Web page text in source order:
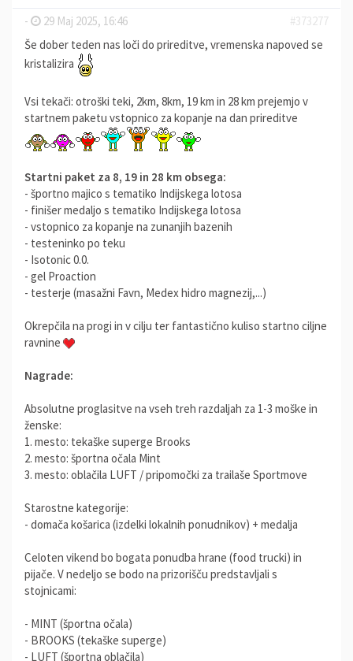
- 29 Maj 2025, 16:46
#373277
Še dober teden nas loči do prireditve, vremenska napoved se
kristalizira
Vsi tekači: otroški teki, 2km, 8km, 19 km in 28 km prejemjo v
startnem paketu vstopnico za kopanje na dan prireditve
Startni paket za 8, 19 in 28 km obsega:
- športno majico s tematiko Indijskega lotosa
- finišer medaljo s tematiko Indijskega lotosa
- vstopnico za kopanje na zunanjih bazenih
- testeninko po teku
- Isotonic 0.0.
- gel Proaction
- testerje (masažni Favn, Medex hidro magnezij,...)
Okrepčila na progi in v cilju ter fantastično kuliso startno ciljne
ravnine
Nagrade:
Absolutne proglasitve na vseh treh razdaljah za 1-3 moške in
ženske:
1. mesto: tekaške superge Brooks
2. mesto: športna očala Mint
3. mesto: oblačila LUFT / pripomočki za trailaše Sportmove
Starostne kategorije:
- domača košarica (izdelki lokalnih ponudnikov) + medalja
Celoten vikend bo bogata ponudba hrane (food trucki) in
pijače. V nedeljo se bodo na prizorišču predstavljali s
stojnicami:
- MINT (športna očala)
- BROOKS (tekaške superge)
- LUFT (športna oblačila)